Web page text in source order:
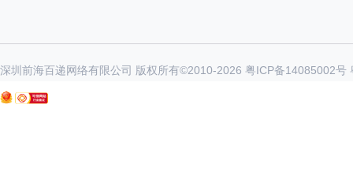
深圳前海百递网络有限公司 版权所有©2010-2026 粤ICP备14085002号